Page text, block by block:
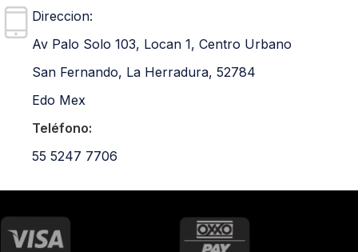
Direccion:
Av Palo Solo 103, Locan 1, Centro Urbano
San Fernando, La Herradura, 52784
Edo Mex
Teléfono:
55 5247 7706